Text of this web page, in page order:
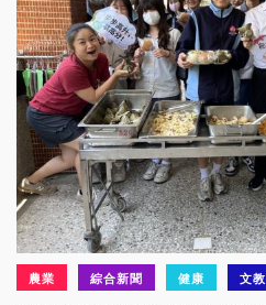
農業 綜合新聞 健康 文教